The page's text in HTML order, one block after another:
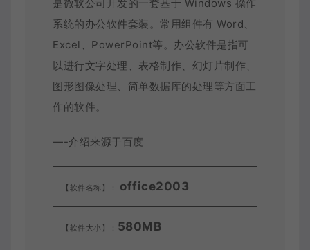
是微软公司开发的一套基于 Windows 操作
系统的办公软件套装。常用组件有 Word、
Excel、PowerPoint等。办公软件是指可
以进行文字处理、表格制作、幻灯片制作、
图形图像处理、简单数据库的处理等方面工
作的软件。
—-介绍来源于百度
【软件名称】： office2003
【软件大小】： 580MB